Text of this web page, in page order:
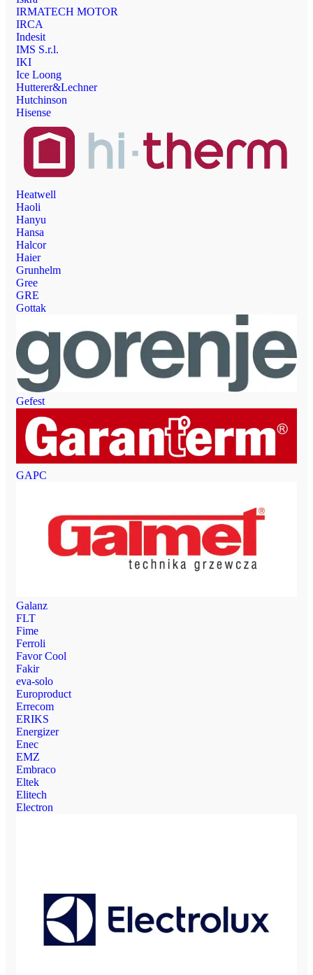
IRMATECH MOTOR
IRCA
Indesit
IMS S.r.l.
IKI
Ice Loong
Hutterer&Lechner
Hutchinson
Hisense
Heatwell
Haoli
Hanyu
Hansa
Halcor
Haier
Grunhelm
Gree
GRE
Gottak
Gefest
GAPC
Galanz
FLT
Fime
Ferroli
Favor Cool
Fakir
eva-solo
Europroduct
Errecom
ERIKS
Energizer
Enec
EMZ
Embraco
Eltek
Elitech
Electron